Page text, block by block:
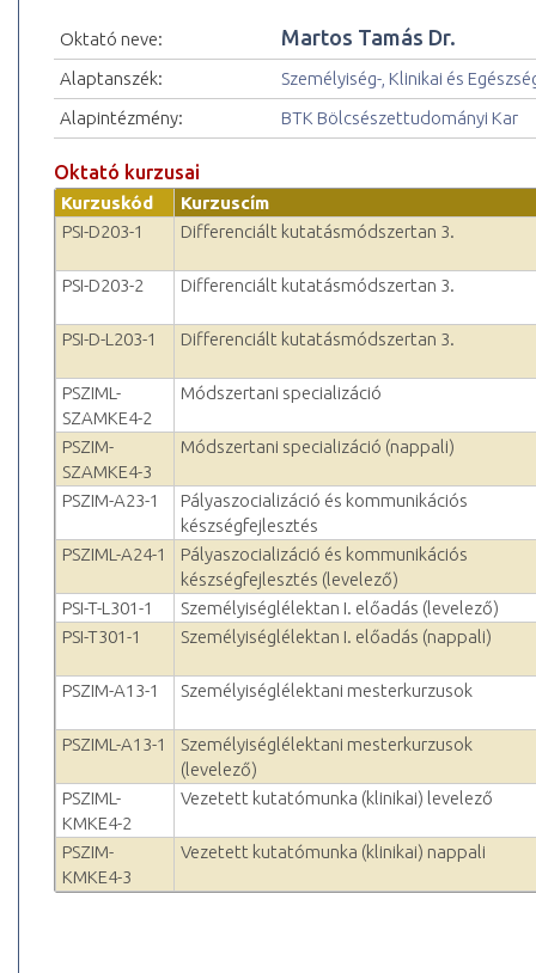
Oktató neve: Martos Tamás Dr.
Alaptanszék:
Személyiség-, Klinikai és
Alapintézmény:
BTK Bölcsészettudományi Kar
Oktató kurzusai
Kurzuskód
Kurzuscím
PSI-D203-1
Differenciált kutatásmódszertan 3.
PSI-D203-2 Differenciált kutatásmódszertan 3.
PSI-D-L203-1 Differenciált kutatásmódszertan 3.
PSZIML-
SZAMKE4-2
Módszertani specializáció
PSZIM-
SZAMKE4-3
Módszertani specializáció (nappali)
PSZIM-A23-1
Pályaszocializáció és kommunikációs
készségfejlesztés
PSZIML-A24-1
Pályaszocializáció és kommunikációs
készségfejlesztés (levelező)
PSI-T-L301-1
Személyiséglélektan I. előadás (levelező)
PSI-T301-1
Személyiséglélektan I. előadás (nappali)
PSZIM-A13-1 Személyiséglélektani mesterkurzusok
PSZIML-A13-1
Személyiséglélektani mesterkurzusok
(levelező)
PSZIML-
KMKE4-2
Vezetett kutatómunka (klinikai) levelező
PSZIM-
KMKE4-3
Vezetett kutatómunka (klinikai) nappali